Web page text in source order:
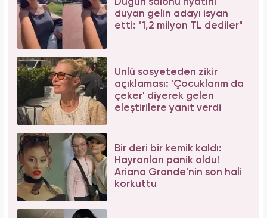
Düğün salonu fiyatını
duyan gelin adayı isyan
etti: "1,2 milyon TL dediler"
Ünlü sosyeteden zikir
açıklaması: 'Çocuklarım da
çeker' diyerek gelen
eleştirilere yanıt verdi
Bir deri bir kemik kaldı:
Hayranları panik oldu!
Ariana Grande'nin son hali
korkuttu